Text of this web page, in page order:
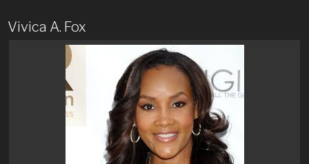
Vivica A. Fox